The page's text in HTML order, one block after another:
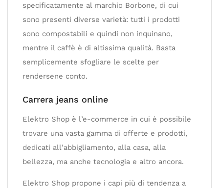
specificatamente al marchio Borbone, di cui
sono presenti diverse varietà: tutti i prodotti
sono compostabili e quindi non inquinano,
mentre il caffè è di altissima qualità. Basta
semplicemente sfogliare le scelte per
rendersene conto.
Carrera jeans online
Elektro Shop è l’e-commerce in cui è possibile
trovare una vasta gamma di offerte e prodotti,
dedicati all’abbigliamento, alla casa, alla
bellezza, ma anche tecnologia e altro ancora.
Elektro Shop propone i capi più di tendenza a